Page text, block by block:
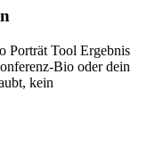
Porträt Tool Ergebnis
Bio oder dein
kein